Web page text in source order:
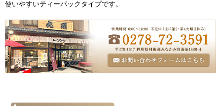
使いやすいティーパックタイプです。